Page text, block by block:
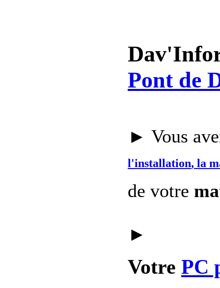
Pont de
► Vous
l'installation, la
de votre
►
Votre PC